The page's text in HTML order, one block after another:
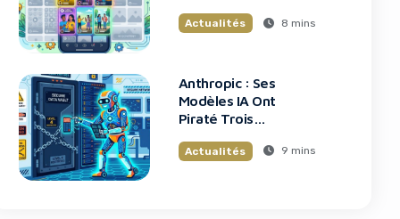
Actualités 8 mins
Anthropic : Ses
Modèles IA Ont
Piraté Trois
Tests
Actualités 9 mins